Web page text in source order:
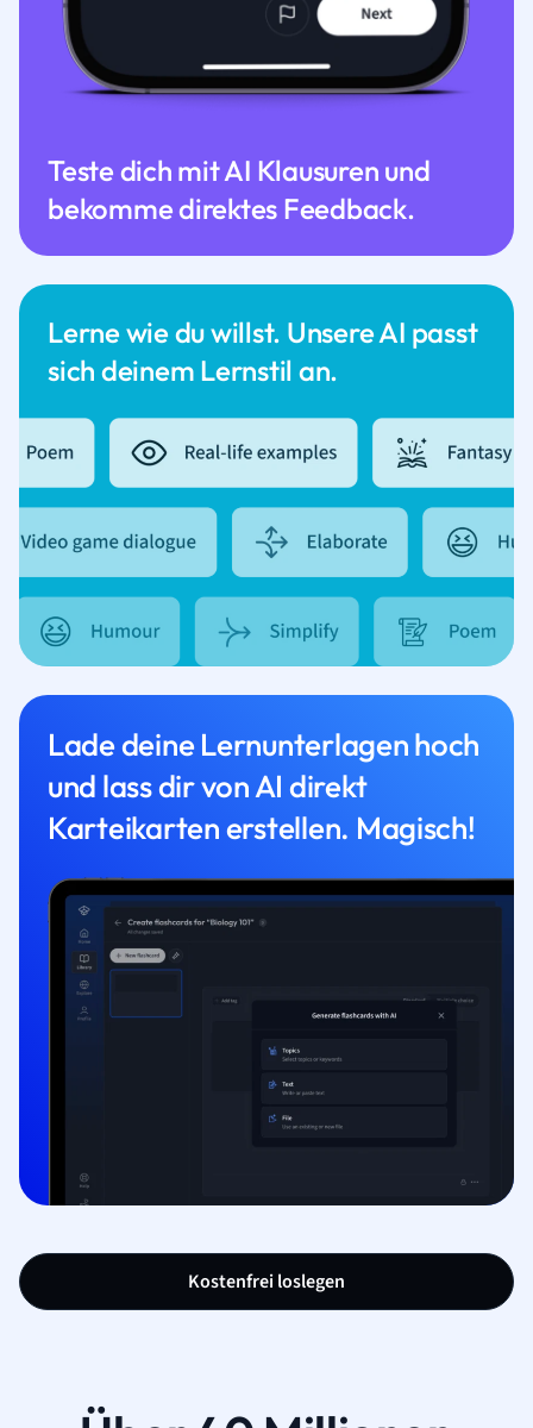
Lerne wie du willst. Unsere AI passt
sich deinem Lernstil an.
Teste dich mit AI Klausuren und
bekomme direktes Feedback.
Lade deine Lernunterlagen hoch
und lass dir von AI direkt
Karteikarten erstellen. Magisch!
Kostenfrei loslegen